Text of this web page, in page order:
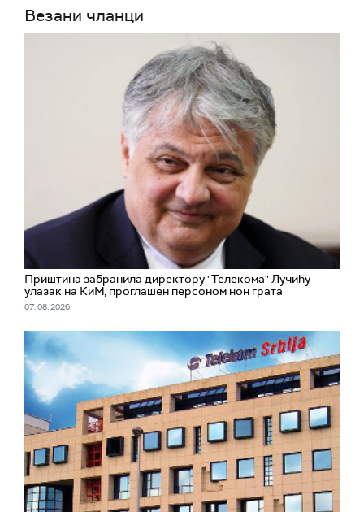
Везани чланци
Приштина забранила директору "Телекома" Лучићу
улазак на КиМ, проглашен персоном нон грата
07. 08. 2026.